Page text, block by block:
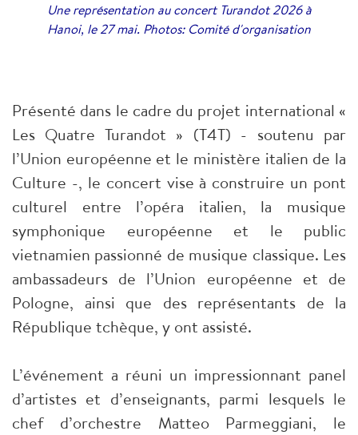
Une représentation au concert Turandot 2026 à
Hanoi, le 27 mai. Photos: Comité d'organisation
Présenté dans le cadre du projet international «
Les Quatre Turandot » (T4T) - soutenu par
l’Union européenne et le ministère italien de la
Culture -, le concert vise à construire un pont
culturel entre l’opéra italien, la musique
symphonique européenne et le public
vietnamien passionné de musique classique. Les
ambassadeurs de l’Union européenne et de
Pologne, ainsi que des représentants de la
République tchèque, y ont assisté.
L’événement a réuni un impressionnant panel
d’artistes et d’enseignants, parmi lesquels le
chef d’orchestre Matteo Parmeggiani, le